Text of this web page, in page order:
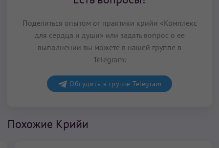
Поделиться опытом от практики крийи «Комплекс
для сердца и души» или задать вопрос о ее
выполнении вы можете в нашей группе в
Telegram:
Обсудить в группе Telegram
Похожие Крийи